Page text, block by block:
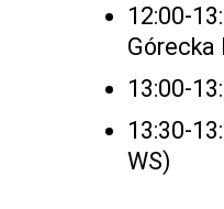
12:00-
Górecka
13:00-
13:30-
WS)